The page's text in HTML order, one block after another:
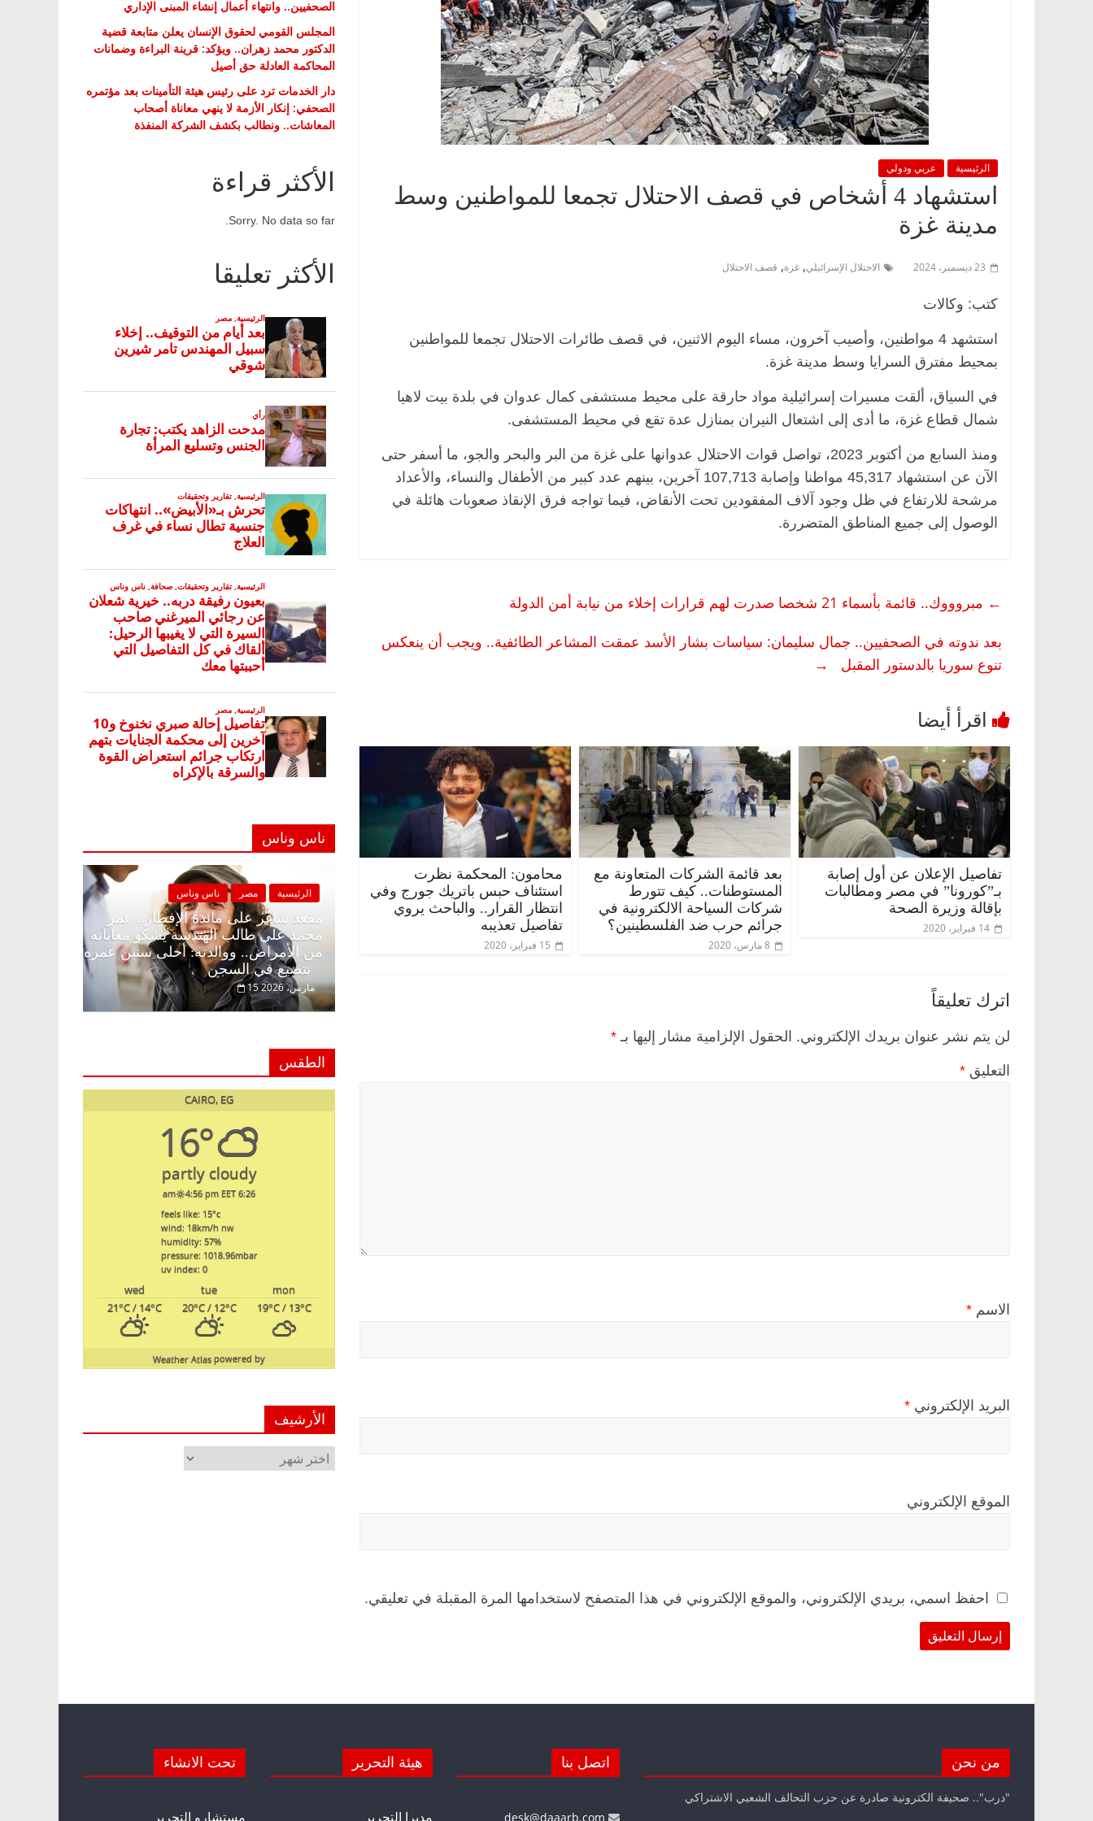
الرئيسية عربي ودولي
استشهاد 4 أشخاص في قصف الاحتلال تجمعا للمواطنين وسط
مدينة غزة
23 ديسمبر، 2024 الاحتلال الإسرائيلي, غزة, قصف الاحتلال
كتب: وكالات
استشهد 4 مواطنين، وأصيب آخرون، مساء اليوم الاثنين، في قصف طائرات الاحتلال تجمعا للمواطنين
بمحيط مفترق السرايا وسط مدينة غزة.
في السياق، ألقت مسيرات إسرائيلية مواد حارقة على محيط مستشفى كمال عدوان في بلدة بيت لاهيا
شمال قطاع غزة، ما أدى إلى اشتعال النيران بمنازل عدة تقع في محيط المستشفى.
ومنذ السابع من أكتوبر 2023، تواصل قوات الاحتلال عدوانها على غزة من البر والبحر والجو، ما أسفر حتى
الآن عن استشهاد 45,317 مواطنا وإصابة 107,713 آخرين، بينهم عدد كبير من الأطفال والنساء، والأعداد
مرشحة للارتفاع في ظل وجود آلاف المفقودين تحت الأنقاض، فيما تواجه فرق الإنقاذ صعوبات هائلة في
الوصول إلى جميع المناطق المتضررة.
← مبروووك.. قائمة بأسماء 21 شخصا صدرت لهم قرارات إخلاء من نيابة أمن الدولة
بعد ندوته في الصحفيين.. جمال سليمان: سياسات بشار الأسد عمقت المشاعر الطائفية.. ويجب أن ينعكس
تنوع سوريا بالدستور المقبل
→
تفاصيل الإعلان عن أول إصابة
بـ”كورونا” في مصر ومطالبات
بإقالة وزيرة الصحة
14 فبراير، 2020
بعد قائمة الشركات المتعاونة مع
المستوطنات.. كيف تتورط
شركات السياحة الالكترونية في
جرائم حرب ضد الفلسطينين؟
8 مارس، 2020
محامون: المحكمة نظرت
استئناف حبس باتريك جورج وفي
انتظار القرار.. والباحث يروي
تفاصيل تعذيبه
15 فبراير، 2020
اترك تعليقاً
لن يتم نشر عنوان بريدك الإلكتروني. الحقول الإلزامية مشار إليها بـ *
التعليق *
الاسم *
البريد الإلكتروني *
الموقع الإلكتروني
احفظ اسمي، بريدي الإلكتروني، والموقع الإلكتروني في هذا المتصفح لاستخدامها المرة المقبلة في تعليقي.
الصحفيين.. وانتهاء أعمال إنشاء المبنى الإداري
المجلس القومي لحقوق الإنسان يعلن متابعة قضية
الدكتور محمد زهران.. ويؤكد: قرينة البراءة وضمانات
المحاكمة العادلة حق أصيل
دار الخدمات ترد على رئيس هيئة التأمينات بعد مؤتمره
الصحفي: إنكار الأزمة لا ينهي معاناة أصحاب
المعاشات.. ونطالب بكشف الشركة المنفذة
الأكثر قراءة
Sorry. No data so far.
الأكثر تعليقا
ناس وناس
الرئيسية مصر
مقعد شاغر على مائدة
محمد علي طالب الهندسة
من الأمراض.. ووالدته:
بتضيع في السجن
15 مارس، 2026
الرئيسية ناس وناس
مقعد شاغر على الإفطار وبلكونة بلا زينة
رمضان.. د. عبدالخالق فاروق خبير
اقتصادي في انتظار حلم الحرية ولمة
الرئيسية ناس وناس
مقعد شاغر على مائدة الإفطار.. يحيى
حسين عبدالهادي فارس مقاومة
الخصخصة الذي دافع عن المال العام
الرئيسية ناس وناس
في ذكرى رحيله.. د. نور فرحات فقيه
قانوني دافع عن قضايا الوطن وانحاز
فاروق.. خبير اقتصادي
الطقس
CAIRO, EG
16°
partly cloudy
6:26 am
4:56 pm EET
feels like: 15°c
wind: 18km/h nw
humidity: 57%
pressure: 1018.96mbar
uv index: 0
mon
tue
wed
19°C/ 13°C
20°C/ 12°C
21°C/ 14°C
powered by
Weather Atlas
الأرشيف
الأرشيف
من نحن
"درب".. صحيفة الكترونية صادرة عن حزب التحالف الشعبي الاشتراكي
اتصل بنا هيئة التحرير
مديرا التحرير
تحت الانشاء
مستشارو التحرير